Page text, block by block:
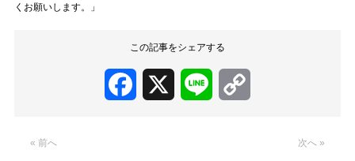
くお願いします。」
この記事をシェアする
Facebook Line
« 前へ 次へ »